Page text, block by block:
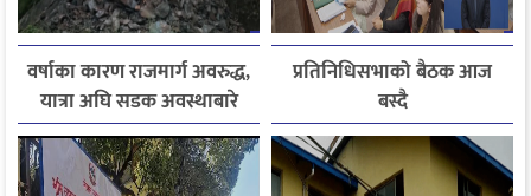
वर्षाका कारण राजमार्ग अवरुद्ध,
यात्रा अघि सडक अवस्थाबारे
जानकारी लिन आग्रह
प्रतिनिधिसभाको बैठक आज
बस्दै